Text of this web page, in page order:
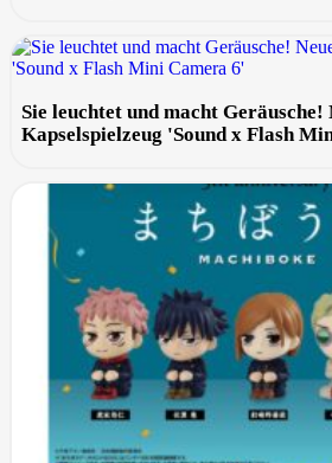
Sie leuchtet und macht Geräusche!
Kapselspielzeug 'Sound x Flash